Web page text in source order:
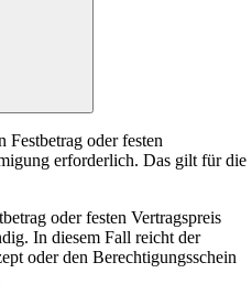
oder festen
erforderlich. Das gilt für die
oder festen Vertragspreis
In diesem Fall reicht der
oder den Berechtigungsschein